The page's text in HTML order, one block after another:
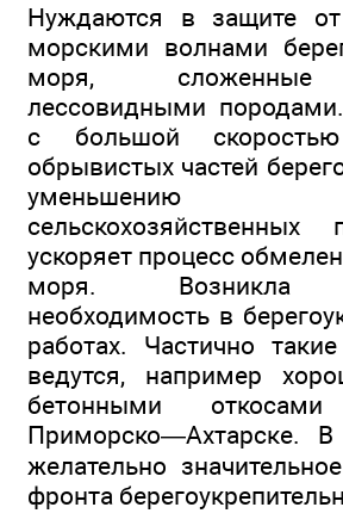
Нуждаются в защите
морскими волнами
моря,
лессовидными
с большой
обрывистых частей
уменьшению
ускоряет процесс
моря. Возникла
необходимость в
работах. Частично
ведутся, например
бетонными
Приморско—Ахтарске. В
желательно
фронта